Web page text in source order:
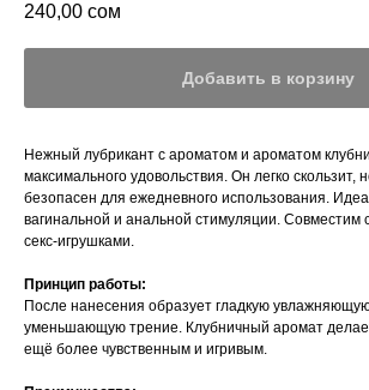
240,00 сом
Добавить в корзину
Нежный лубрикант с ароматом и ароматом
максимального удовольствия. Он легко скользит,
безопасен для ежедневного использования.
вагинальной и анальной стимуляции. Совместим
секс-игрушками.
Принцип работы:
После нанесения образует гладкую
уменьшающую трение. Клубничный аромат
ещё более чувственным и игривым.